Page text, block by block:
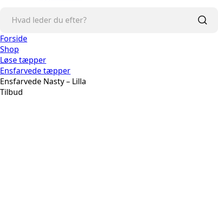
Forside
Shop
Løse tæpper
Ensfarvede tæpper
Ensfarvede Nasty – Lilla
Tilbud